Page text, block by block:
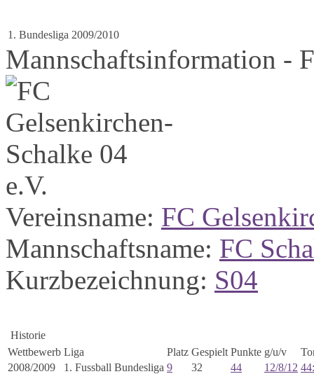
1. Bundesliga 2009/2010
Mannschaftsinformation -
Vereinsname: FC
Mannschaftsname: FC
Kurzbezeichnung: S04
Historie
Wettbewerb Liga Platz Gespielt Punkte g/u/v
2008/2009
1. Fussball Bundesliga 9 32 44 12/8/12